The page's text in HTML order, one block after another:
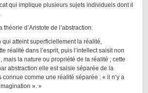
qui implique plusieurs sujets individuels dont il
d’Aristote de l’abstraction.
qui atteint superficiellement la réalité,
réalité dans l’esprit, puis l’intellect saisit non
mais la nature ou propriété de la réalité ; cette
abstraction elle est saisie séparée de la
connue comme une réalité séparée : « il n’y a
». »